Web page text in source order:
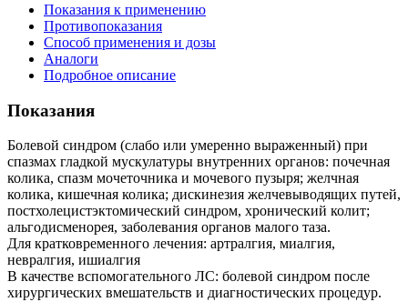
Показания к применению
Противопоказания
Способ применения и дозы
Аналоги
Подробное описание
Показания
Болевой синдром (слабо или умеренно выраженный) при
спазмах гладкой мускулатуры внутренних органов: почечная
колика, спазм мочеточника и мочевого пузыря; желчная
колика, кишечная колика; дискинезия желчевыводящих путей,
постхолецистэктомический синдром, хронический колит;
альгодисменорея, заболевания органов малого таза.
Для кратковременного лечения: артралгия, миалгия,
невралгия, ишиалгия
В качестве вспомогательного ЛС: болевой синдром после
хирургических вмешательств и диагностических процедур.